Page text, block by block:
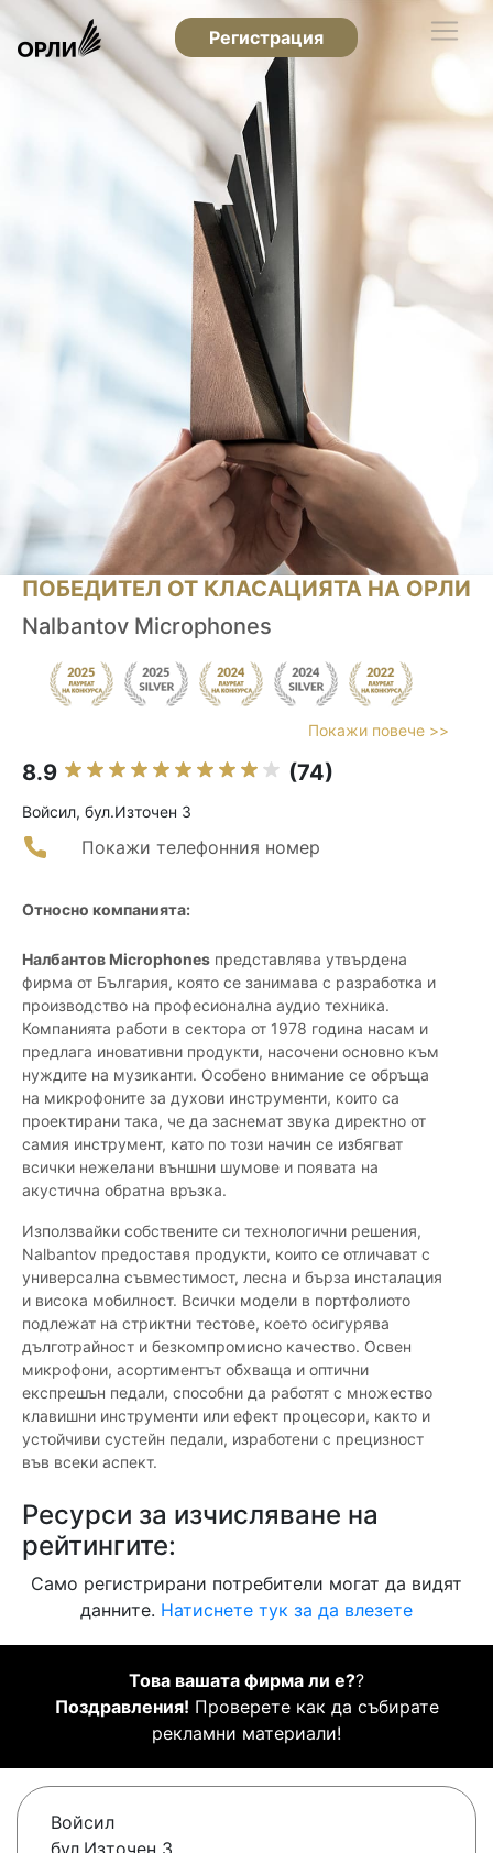
Регистрация
ПОБЕДИТЕЛ ОТ КЛАСАЦИЯТА НА ОРЛИ
Nalbantov Microphones
Покажи повече >>
8.9 (74)
Войсил, бул.Източен 3
Покажи телефонния номер
Относно компанията:
Налбантов Microphones представлява утвърдена
фирма от България, която се занимава с разработка и
производство на професионална аудио техника.
Компанията работи в сектора от 1978 година насам и
предлага иновативни продукти, насочени основно към
нуждите на музиканти. Особено внимание се обръща
на микрофоните за духови инструменти, които са
проектирани така, че да заснемат звука директно от
самия инструмент, като по този начин се избягват
всички нежелани външни шумове и появата на
акустична обратна връзка.
Използвайки собствените си технологични решения,
Nalbantov предоставя продукти, които се отличават с
универсална съвместимост, лесна и бърза инсталация
и висока мобилност. Всички модели в портфолиото
подлежат на стриктни тестове, което осигурява
дълготрайност и безкомпромисно качество. Освен
микрофони, асортиментът обхваща и оптични
експрешън педали, способни да работят с множество
клавишни инструменти или ефект процесори, както и
устойчиви сустейн педали, изработени с прецизност
във всеки аспект.
Ресурси за изчисляване на
рейтингите:
Само регистрирани потребители могат да видят
данните. Натиснете тук за да влезете
Това вашата фирма ли е??
Поздравления! Проверете как да събирате
рекламни материали!
Войсил